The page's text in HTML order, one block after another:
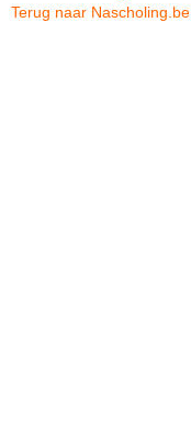
Terug naar Nascholing.be